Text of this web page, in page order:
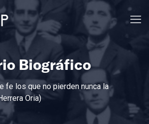
Biográfico
fe los que no pierden nunca la
Oria)